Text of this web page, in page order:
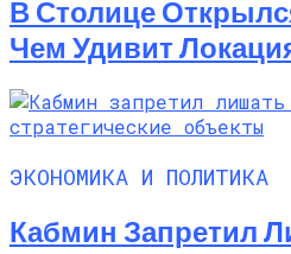
В Столице Открылся
Чем Удивит
ЭКОНОМИКА И ПОЛИТИКА
Кабмин Запретил